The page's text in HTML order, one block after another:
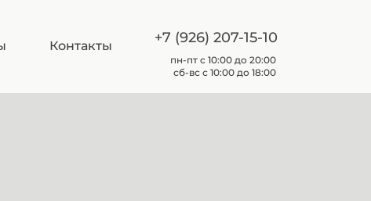
Контакты +7 (926) 207-15-10
пн-пт с 10:00 до 20:00
сб-вс с 10:00 до 18:00